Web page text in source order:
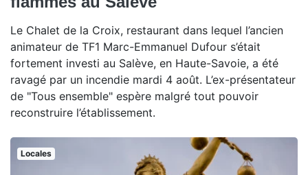
Le Chalet de la Croix, restaurant dans lequel l’ancien
animateur de TF1 Marc-Emmanuel Dufour s’était
fortement investi au Salève, en Haute-Savoie, a été
ravagé par un incendie mardi 4 août. L’ex-présentateur
de "Tous ensemble" espère malgré tout pouvoir
reconstruire l’établissement.
Locales